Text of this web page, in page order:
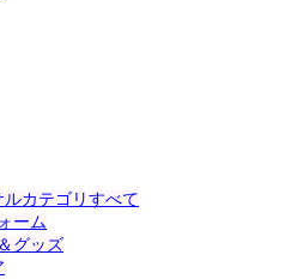
カテゴリすべて
ーム
グッズ